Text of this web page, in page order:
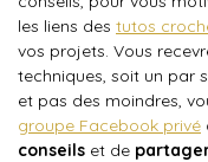
les liens des tutos
vos projets. Vous
techniques, soit un par
et pas des moindres,
groupe Facebook privé
conseils et de